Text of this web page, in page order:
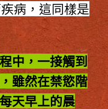
病，這同樣是
中，一接觸到
雖然在禁慾階
天早上的晨